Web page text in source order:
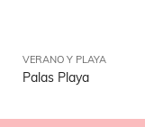
VERANO Y PLAYA
Palas Playa